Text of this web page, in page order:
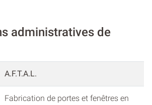
administratives de
A.F.T.A.L.
Fabrication de portes et fenêtres en